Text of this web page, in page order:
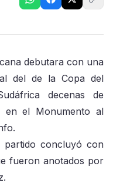
debutara con una
del de la Copa del
decenas de
en el Monumento al
partido concluyó con
fueron anotados por